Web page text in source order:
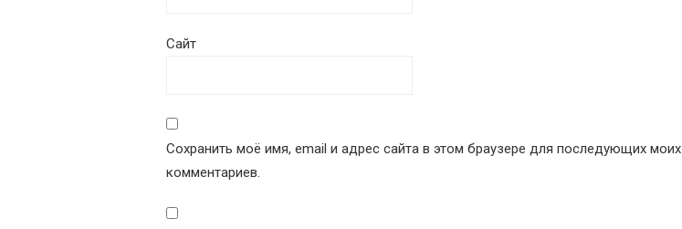
Сайт
Сохранить моё имя, email и адрес сайта в этом браузере для последующих моих
комментариев.